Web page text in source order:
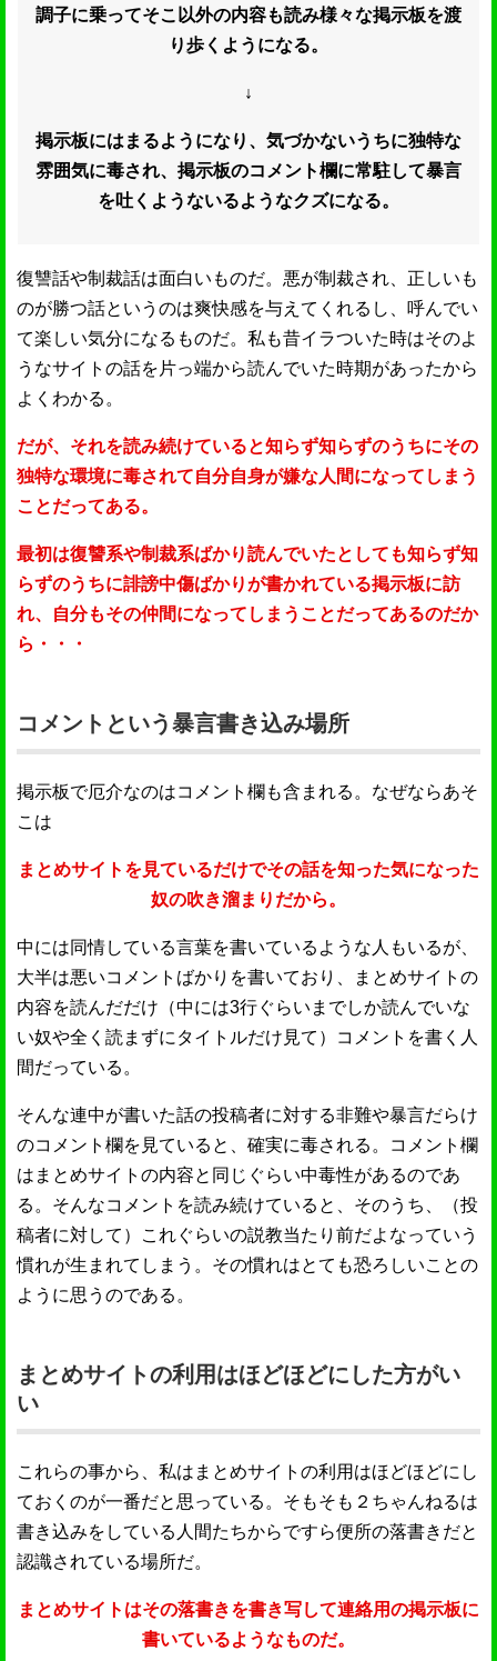
調子に乗ってそこ以外の内容も読み様々な掲示板を渡
り歩くようになる。
↓
掲示板にはまるようになり、気づかないうちに独特な
雰囲気に毒され、掲示板のコメント欄に常駐して暴言
を吐くようないるようなクズになる。
復讐話や制裁話は面白いものだ。悪が制裁され、正しいも
のが勝つ話というのは爽快感を与えてくれるし、呼んでい
て楽しい気分になるものだ。私も昔イラついた時はそのよ
うなサイトの話を片っ端から読んでいた時期があったから
よくわかる。
だが、それを読み続けていると知らず知らずのうちにその
独特な環境に毒されて自分自身が嫌な人間になってしまう
ことだってある。
最初は復讐系や制裁系ばかり読んでいたとしても知らず知
らずのうちに誹謗中傷ばかりが書かれている掲示板に訪
れ、自分もその仲間になってしまうことだってあるのだか
ら・・・
コメントという暴言書き込み場所
掲示板で厄介なのはコメント欄も含まれる。なぜならあそ
こは
まとめサイトを見ているだけでその話を知った気になった
奴の吹き溜まりだから。
中には同情している言葉を書いているような人もいるが、
大半は悪いコメントばかりを書いており、まとめサイトの
内容を読んだだけ（中には3行ぐらいまでしか読んでいな
い奴や全く読まずにタイトルだけ見て）コメントを書く人
間だっている。
そんな連中が書いた話の投稿者に対する非難や暴言だらけ
のコメント欄を見ていると、確実に毒される。コメント欄
はまとめサイトの内容と同じぐらい中毒性があるのであ
る。そんなコメントを読み続けていると、そのうち、（投
稿者に対して）これぐらいの説教当たり前だよなっていう
慣れが生まれてしまう。その慣れはとても恐ろしいことの
ように思うのである。
まとめサイトの利用はほどほどにした方がい
い
これらの事から、私はまとめサイトの利用はほどほどにし
ておくのが一番だと思っている。そもそも２ちゃんねるは
書き込みをしている人間たちからですら便所の落書きだと
認識されている場所だ。
まとめサイトはその落書きを書き写して連絡用の掲示板に
書いているようなものだ。